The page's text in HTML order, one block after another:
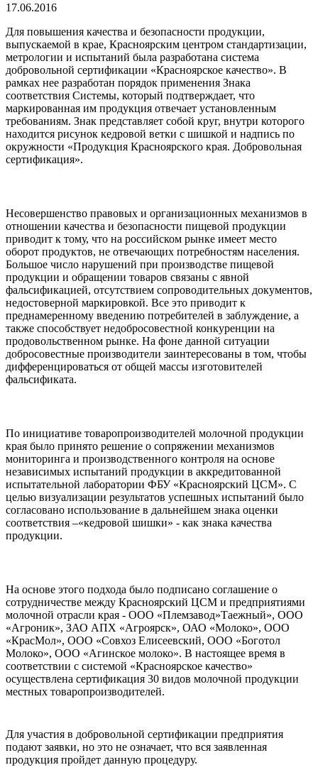
17.06.2016
Для повышения качества и безопасности продукции,
выпускаемой в крае, Красноярским центром стандартизации,
метрологии и испытаний была разработана система
добровольной сертификации «Красноярское качество». В
рамках нее разработан порядок применения Знака
соответствия Системы, который подтверждает, что
маркированная им продукция отвечает установленным
требованиям. Знак представляет собой круг, внутри которого
находится рисунок кедровой ветки с шишкой и надпись по
окружности «Продукция Красноярского края. Добровольная
сертификация».
Несовершенство правовых и организационных механизмов в
отношении качества и безопасности пищевой продукции
приводит к тому, что на российском рынке имеет место
оборот продуктов, не отвечающих потребностям населения.
Большое число нарушений при производстве пищевой
продукции и обращении товаров связаны с явной
фальсификацией, отсутствием сопроводительных документов,
недостоверной маркировкой. Все это приводит к
преднамеренному введению потребителей в заблуждение, а
также способствует недобросовестной конкуренции на
продовольственном рынке. На фоне данной ситуации
добросовестные производители заинтересованы в том, чтобы
дифференцироваться от общей массы изготовителей
фальсификата.
По инициативе товаропроизводителей молочной продукции
края было принято решение о сопряжении механизмов
мониторинга и производственного контроля на основе
независимых испытаний продукции в аккредитованной
испытательной лаборатории ФБУ «Красноярский ЦСМ». С
целью визуализации результатов успешных испытаний было
согласовано использование в дальнейшем знака оценки
соответствия –«кедровой шишки» - как знака качества
продукции.
На основе этого подхода было подписано соглашение о
сотрудничестве между Красноярский ЦСМ и предприятиями
молочной отрасли края - ООО «Племзавод»Таежный», ООО
«Агроник», ЗАО АПХ «Агроярск», ОАО «Молоко», ООО
«КрасМол», ООО «Совхоз Елисеевский, ООО «Боготол
Молоко», ООО «Агинское молоко». В настоящее время в
соответствии с системой «Красноярское качество»
осуществлена сертификация 30 видов молочной продукции
местных товаропроизводителей.
Для участия в добровольной сертификации предприятия
подают заявки, но это не означает, что вся заявленная
продукция пройдет данную процедуру.